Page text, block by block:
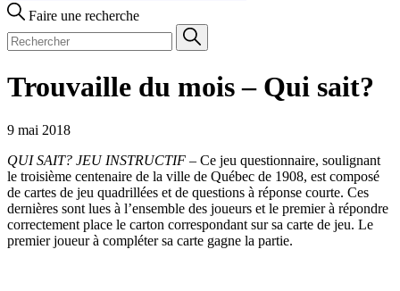
Faire une recherche
Trouvaille du mois – Qui sait?
9 mai 2018
QUI SAIT? JEU INSTRUCTIF – Ce jeu questionnaire, soulignant
le troisième centenaire de la ville de Québec de 1908, est composé
de cartes de jeu quadrillées et de questions à réponse courte. Ces
dernières sont lues à l’ensemble des joueurs et le premier à répondre
correctement place le carton correspondant sur sa carte de jeu. Le
premier joueur à compléter sa carte gagne la partie.